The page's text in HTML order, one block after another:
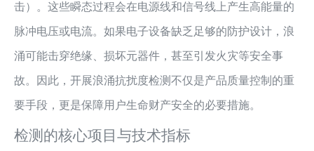
击）。这些瞬态过程会在电源线和信号线上产生高能量的
脉冲电压或电流。如果电子设备缺乏足够的防护设计，浪
涌可能击穿绝缘、损坏元器件，甚至引发火灾等安全事
故。因此，开展浪涌抗扰度检测不仅是产品质量控制的重
要手段，更是保障用户生命财产安全的必要措施。
检测的核心项目与技术指标